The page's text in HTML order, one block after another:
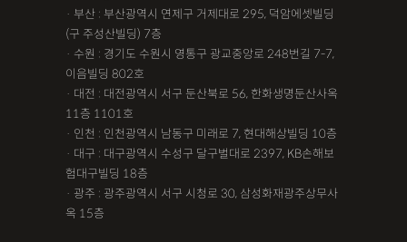
· 부산 : 부산광역시 연제구 거제대로 295, 덕암에셋빌딩
(구 주성산빌딩) 7층
· 수원 : 경기도 수원시 영통구 광교중앙로 248번길 7-7,
이음빌딩 802호
· 대전 : 대전광역시 서구 둔산북로 56, 한화생명둔산사옥
11층 1101호
· 인천 : 인천광역시 남동구 미래로 7, 현대해상빌딩 10층
· 대구 : 대구광역시 수성구 달구벌대로 2397, KB손해보
험대구빌딩 18층
· 광주 : 광주광역시 서구 시청로 30, 삼성화재광주상무사
옥 15층